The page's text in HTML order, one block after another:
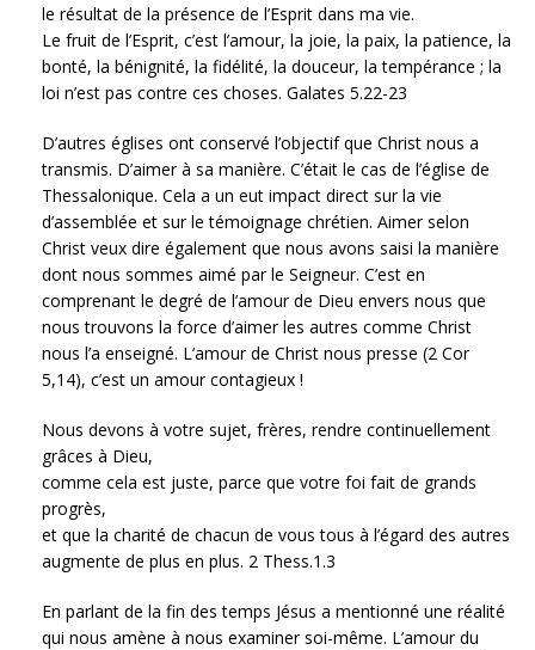
le résultat de la présence de l’Esprit dans ma vie.
Le fruit de l’Esprit, c’est l’amour, la joie, la paix, la patience, la
bonté, la bénignité, la fidélité, la douceur, la tempérance ; la
loi n’est pas contre ces choses. Galates 5.22-23
D’autres églises ont conservé l’objectif que Christ nous a
transmis. D’aimer à sa manière. C’était le cas de l’église de
Thessalonique. Cela a un eut impact direct sur la vie
d’assemblée et sur le témoignage chrétien. Aimer selon
Christ veux dire également que nous avons saisi la manière
dont nous sommes aimé par le Seigneur. C’est en
comprenant le degré de l’amour de Dieu envers nous que
nous trouvons la force d’aimer les autres comme Christ
nous l’a enseigné. L’amour de Christ nous presse (2 Cor
5,14), c’est un amour contagieux !
Nous devons à votre sujet, frères, rendre continuellement
grâces à Dieu,
comme cela est juste, parce que votre foi fait de grands
progrès,
et que la charité de chacun de vous tous à l’égard des autres
augmente de plus en plus. 2 Thess.1.3
En parlant de la fin des temps Jésus a mentionné une réalité
qui nous amène à nous examiner soi-même. L’amour du